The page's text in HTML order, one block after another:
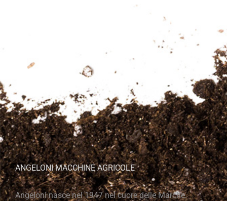
ANGELONI MACCHINE AGRICOLE
Angeloni nasce nel 1947 nel cuore delle Marche.